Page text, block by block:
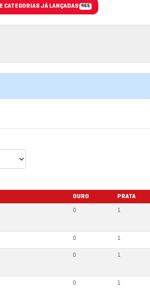
CATEGORIAS JÁ LANÇADAS 465
OURO PRATA
0 1
0 1
0 1
0 1